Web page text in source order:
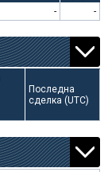
- -
Последна
сделка (UTC)